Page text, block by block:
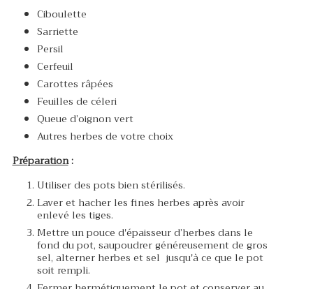
Ciboulette
Sarriette
Persil
Cerfeuil
Carottes râpées
Feuilles de céleri
Queue d’oignon vert
Autres herbes de votre choix
Préparation:
Utiliser des pots bien stérilisés.
Laver et hacher les fines herbes après avoir
enlevé les tiges.
Mettre un pouce d'épaisseur d’herbes dans le
fond du pot, saupoudrer généreusement de gros
sel, alterner herbes et sel jusqu'à ce que le pot
soit rempli.